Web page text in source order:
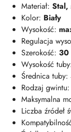
Materiał: Stal,
Kolor: Biały
Wysokość:
Regulacja
Szerokość: 30
Wysokość
Średnica tuby:
Rodzaj gwintu:
Maksymalna
Liczba źródeł